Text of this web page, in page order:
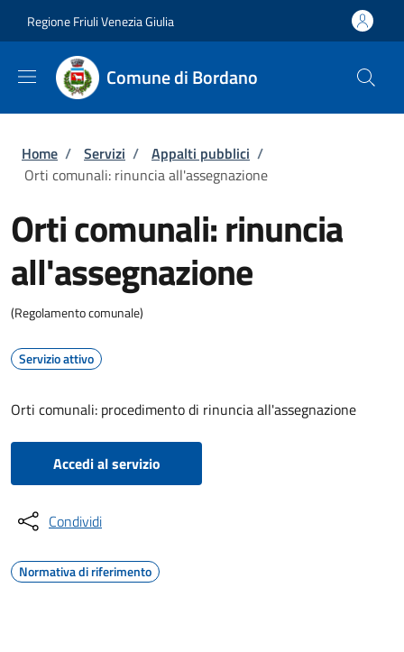
Regione Friuli Venezia Giulia
Comune di Bordano
Briciole di pane
Home / Servizi / Appalti pubblici /
Orti comunali: rinuncia all'assegnazione
Orti comunali: rinuncia
all'assegnazione
(Regolamento comunale)
Servizio attivo
Orti comunali: procedimento di rinuncia all'assegnazione
Accedi al servizio
Condividi
Normativa di riferimento